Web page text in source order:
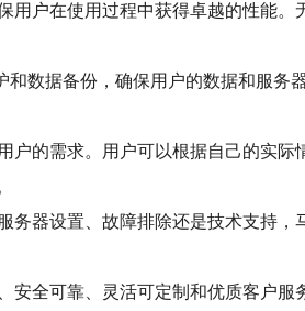
户在使用过程中获得卓越的性能
数据备份，确保用户的数据和服
的需求。用户可以根据自己的实
器设置、故障排除还是技术支持
全可靠、灵活可定制和优质客户